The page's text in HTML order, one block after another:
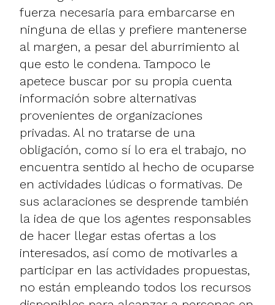
fuerza necesaria para embarcarse en
ninguna de ellas y prefiere mantenerse
al margen, a pesar del aburrimiento al
que esto le condena. Tampoco le
apetece buscar por su propia cuenta
información sobre alternativas
provenientes de organizaciones
privadas. Al no tratarse de una
obligación, como sí lo era el trabajo, no
encuentra sentido al hecho de ocuparse
en actividades lúdicas o formativas. De
sus aclaraciones se desprende también
la idea de que los agentes responsables
de hacer llegar estas ofertas a los
interesados, así como de motivarles a
participar en las actividades propuestas,
no están empleando todos los recursos